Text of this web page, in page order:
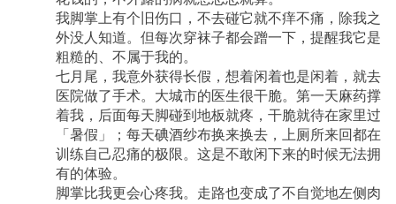
我脚掌上有个旧伤口，不去碰它就不痒不痛，除我之
外没人知道。但每次穿袜子都会蹭一下，提醒我它是
粗糙的、不属于我的。
七月尾，我意外获得长假，想着闲着也是闲着，就去
医院做了手术。大城市的医生很干脆。第一天麻药撑
着我，后面每天脚碰到地板就疼，干脆就待在家里过
「暑假」；每天碘酒纱布换来换去，上厕所来回都在
训练自己忍痛的极限。这是不敢闲下来的时候无法拥
有的体验。
脚掌比我更会心疼我。走路也变成了不自觉地左侧肉